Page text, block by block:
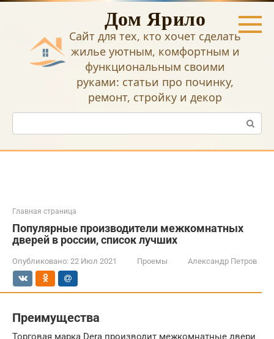
Перейти
Дом Ярило
Сайт для тех, кто хочет сделать
жилье уютным, комфортным и
функциональным своими
руками: статьи про починку,
ремонт, стройку и декор
Поиск:
Главная страница
Популярные производители межкомнатных
дверей в россии, список лучших
Опубликовано: 22 Июл 2021 Проемы Александр Петров
Преимущества
Торговая марка Dera производит межкомнатные двери